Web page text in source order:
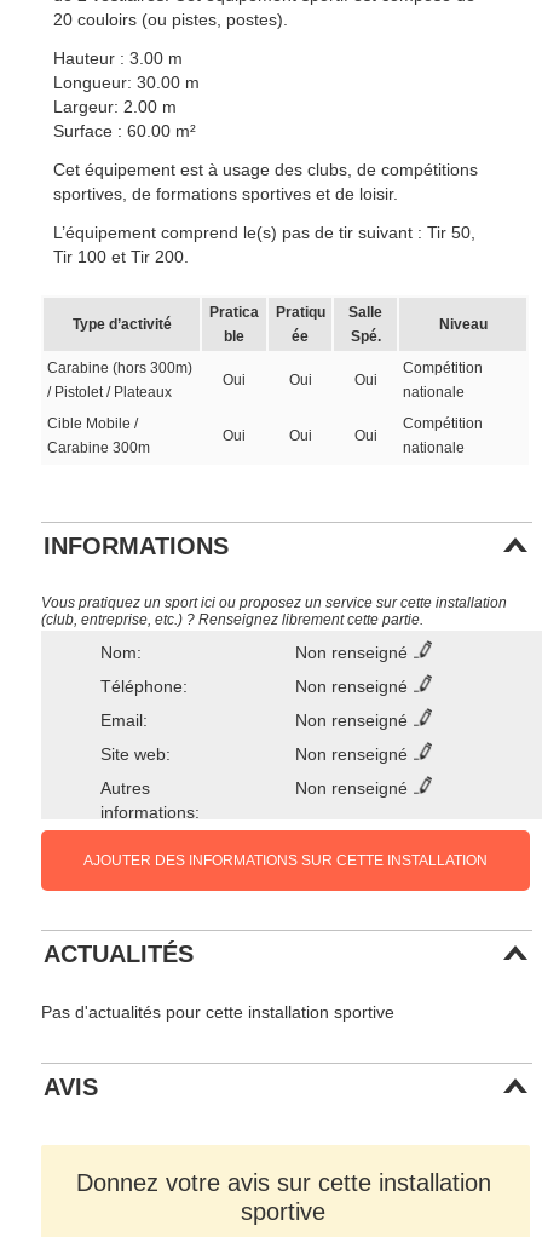
20 couloirs (ou pistes, postes).
Hauteur : 3.00 m
Longueur: 30.00 m
Largeur: 2.00 m
Surface : 60.00 m²
Cet équipement est à usage des clubs, de compétitions
sportives, de formations sportives et de loisir.
L’équipement comprend le(s) pas de tir suivant : Tir 50,
Tir 100 et Tir 200.
Type d’activité
Pratica
ble
Pratiqu
ée
Salle
Spé.
Niveau
Carabine (hors 300m)
/ Pistolet / Plateaux
Oui Oui Oui
Compétition
nationale
Cible Mobile /
Carabine 300m
Oui Oui Oui
Compétition
nationale
INFORMATIONS
Vous pratiquez un sport ici ou proposez un service sur cette installation
(club, entreprise, etc.) ? Renseignez librement cette partie.
Nom:
Non renseigné
Téléphone:
Non renseigné
Email:
Non renseigné
Site web:
Non renseigné
Autres
informations:
Non renseigné
AJOUTER DES INFORMATIONS SUR CETTE INSTALLATION
ACTUALITÉS
Pas d'actualités pour cette installation sportive
AVIS
Donnez votre avis sur cette installation
sportive